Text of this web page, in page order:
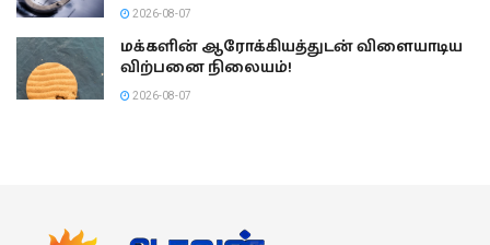
2026-08-07
மக்களின் ஆரோக்கியத்துடன் விளையாடிய
விற்பனை நிலையம்!
2026-08-07